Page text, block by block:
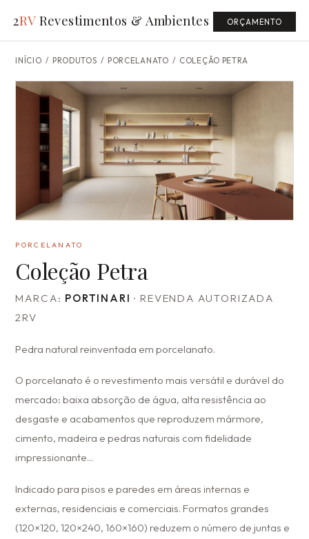
2RVRevestimentos & Ambientes ORÇAMENTO
INÍCIO / PRODUTOS / PORCELANATO / COLEÇÃO PETRA
PORCELANATO
Coleção Petra
MARCA: PORTINARI · REVENDA AUTORIZADA
2RV
Pedra natural reinventada em porcelanato.
O porcelanato é o revestimento mais versátil e durável do
mercado: baixa absorção de água, alta resistência ao
desgaste e acabamentos que reproduzem mármore,
cimento, madeira e pedras naturais com fidelidade
impressionante...
Indicado para pisos e paredes em áreas internas e
externas, residenciais e comerciais. Formatos grandes
(120×120, 120×240, 160×160) reduzem o número de juntas e